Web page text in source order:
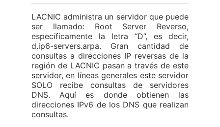
LACNIC administra un servidor que puede
ser llamado: Root Server Reverso,
específicamente la letra “D”, es decir,
d.ip6-servers.arpa. Gran cantidad de
consultas a direcciones IP reversas de la
región de LACNIC pasan a través de este
servidor, en líneas generales este servidor
SOLO recibe consultas de servidores
DNS. Aquí es donde obtienen las
direcciones IPv6 de los DNS que realizan
consultas.